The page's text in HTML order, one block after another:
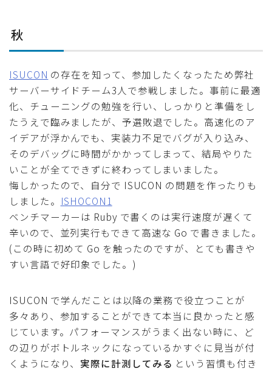
秋
ISUCON の存在を知って、参加したくなったため弊社
サーバーサイドチーム3人で参戦しました。事前に最適
化、チューニングの勉強を行い、しっかりと準備をし
たうえで臨みましたが、予選敗退でした。高速化のア
イデアが浮かんでも、実装力不足でバグが入り込み、
そのデバッグに時間がかかってしまって、結局やりた
いことが全てできずに終わってしまいました。
悔しかったので、自分で ISUCON の問題を作ったりも
しました。 ISHOCON1
ベンチマーカーは Ruby で書くのは実行速度が遅くて
辛いので、並列実行もできて高速な Go で書きました。
(この時に初めて Go を触ったのですが、とても書きや
すい言語で好印象でした。)
ISUCON で学んだことは以降の業務で役立つことが
多々あり、参加することができて本当に良かったと感
じています。パフォーマンスがうまく出ない時に、ど
の辺りがボトルネックになっているかすぐに見当が付
くようになり、 実際に計測してみる という習慣も付き